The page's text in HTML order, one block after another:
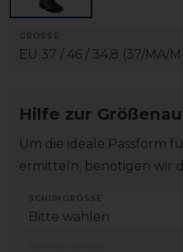
Hilfe zur
Um die ideale Passform
ermitteln, benötigen wir
SCHUHGRÖSSE